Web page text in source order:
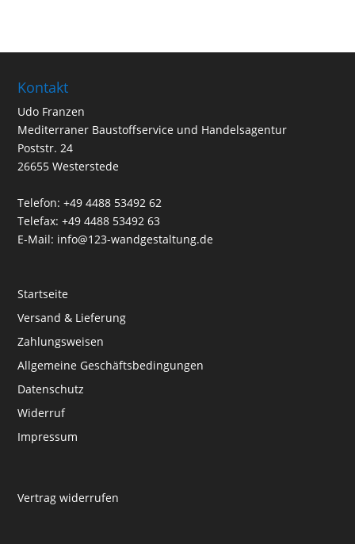
Kontakt
Udo Franzen
Mediterraner Baustoffservice und Handelsagentur
Poststr. 24
26655 Westerstede
Telefon: +49 4488 53492 62
Telefax: +49 4488 53492 63
E-Mail: info@123-wandgestaltung.de
Startseite
Versand & Lieferung
Zahlungsweisen
Allgemeine Geschäftsbedingungen
Datenschutz
Widerruf
Impressum
Vertrag widerrufen